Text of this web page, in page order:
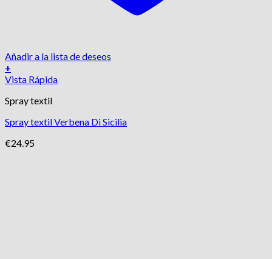
Añadir a la lista de deseos
+
Vista Rápida
Spray textil
Spray textil Verbena Di Sicilia
€24.95